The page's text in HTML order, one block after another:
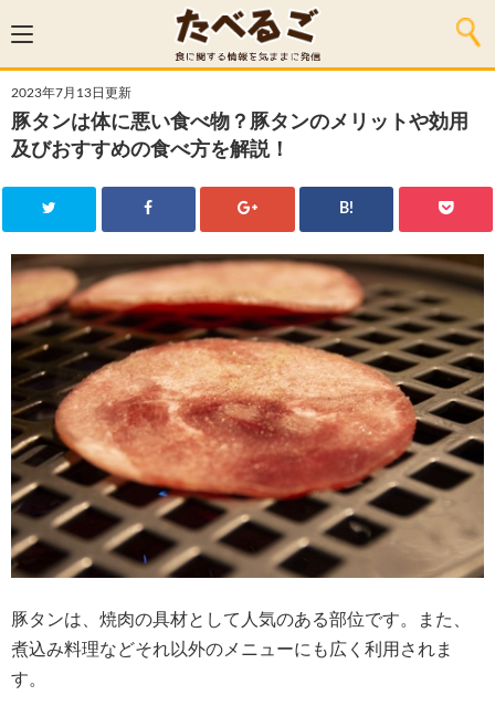
2023年7月13日更新
豚タンは体に悪い食べ物？豚タンのメリットや効用
及びおすすめの食べ方を解説！
B!
豚タンは、焼肉の具材として人気のある部位です。また、
煮込み料理などそれ以外のメニューにも広く利用されま
す。